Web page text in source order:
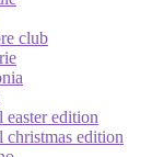
club
easter edition
christmas edition